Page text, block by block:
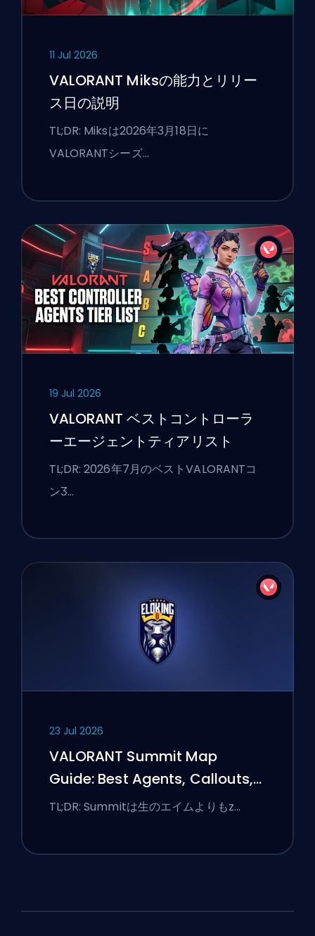
11 Jul 2026
VALORANT Miksの能力とリリー
ス日の説明
TL;DR: Miksは2026年3月18日に
VALORANTシーズ…
19 Jul 2026
VALORANT ベストコントローラ
ーエージェントティアリスト
TL;DR: 2026年7月のベストVALORANTコ
ンӠ…
23 Jul 2026
VALORANT Summit Map
Guide: Best Agents, Callouts,
and Smokes
TL;DR: Summitは生のエイムよりもz…